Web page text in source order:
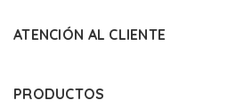
ATENCIÓN AL CLIENTE
PRODUCTOS